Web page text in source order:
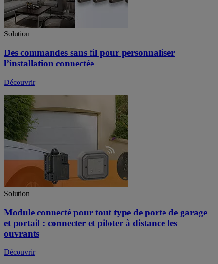
Solution
Des commandes sans fil pour personnaliser
l’installation connectée
Découvrir
Solution
Module connecté pour tout type de porte de garage
et portail : connecter et piloter à distance les
ouvrants
Découvrir